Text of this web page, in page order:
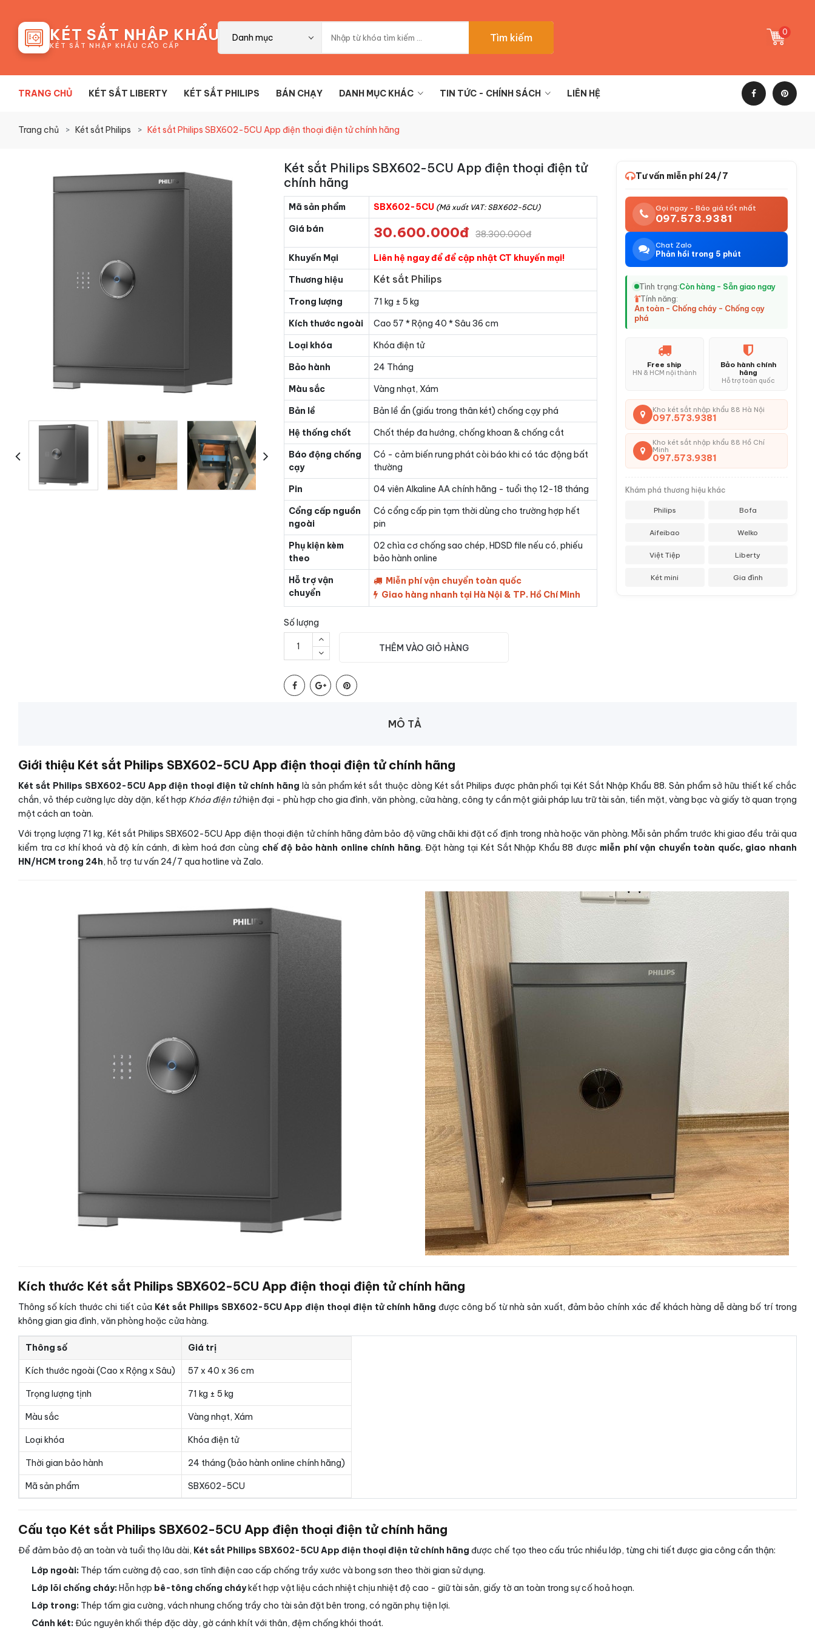
KÉT SẮT NHẬP KHẨU 88
KÉT SẮT NHẬP KHẨU CAO CẤP
0
Danh mục Tìm kiếm
TRANG CHỦ KÉT SẮT LIBERTY KÉT SẮT PHILIPS BÁN CHẠY DANH MỤC KHÁC TIN TỨC - CHÍNH SÁCH LIÊN HỆ
Trang chủ Két sắt Philips Két sắt Philips SBX602-5CU App điện thoại điện tử chính hãng
Két sắt Philips SBX602-5CU App điện thoại điện tử
chính hãng
Mã sản phẩm SBX602-5CU (Mã xuất VAT: SBX602-5CU)
Giá bán 30.600.000đ 38.300.000đ
Khuyến Mại
Liên hệ ngay để để cập nhật CT khuyến mại!
Thương hiệu
Két sắt Philips
Trong lượng
71 kg ± 5 kg
Kích thước ngoài
Cao 57 * Rộng 40 * Sâu 36 cm
Loại khóa
Khóa điện tử
Bảo hành
24 Tháng
Màu sắc
Vàng nhạt, Xám
Bản lề
Bản lề ẩn (giấu trong thân két) chống cạy phá
Hệ thống chốt
Chốt thép đa hướng, chống khoan & chống cắt
Báo động chống
cạy
Có - cảm biến rung phát còi báo khi có tác động bất
thường
Pin
04 viên Alkaline AA chính hãng - tuổi thọ 12-18 tháng
Cổng cấp nguồn
ngoài
Có cổng cấp pin tạm thời dùng cho trường hợp hết
pin
Phụ kiện kèm
theo
02 chìa cơ chống sao chép, HDSD file nếu có, phiếu
bảo hành online
Hỗ trợ vận
chuyển
Miễn phí vận chuyển toàn quốc
Giao hàng nhanh tại Hà Nội & TP. Hồ Chí Minh
Số lượng
THÊM VÀO GIỎ HÀNG
Tư vấn miễn phí 24/7
Gọi ngay - Báo giá tốt nhất
097.573.9381
Chat Zalo
Phản hồi trong 5 phút
Tình trạng:Còn hàng - Sẵn giao ngay
Tính năng:
An toàn - Chống cháy - Chống cạy
phá
Free ship
HN & HCM nội thành
Bảo hành chính
hãng
Hỗ trợ toàn quốc
Kho két sắt nhập khẩu 88 Hà Nội
097.573.9381
Kho két sắt nhập khẩu 88 Hồ Chí
Minh
097.573.9381
Khám phá thương hiệu khác
Philips Bofa
Aifeibao Welko
Việt Tiệp Liberty
Két mini Gia đình
MÔ TẢ
Giới thiệu Két sắt Philips SBX602-5CU App điện thoại điện tử chính hãng
Két sắt Philips SBX602-5CU App điện thoại điện tử chính hãng là sản phẩm két sắt thuộc dòng Két sắt Philips được phân phối tại Két Sắt Nhập Khẩu 88. Sản phẩm sở hữu thiết kế chắc
chắn, vỏ thép cường lực dày dặn, kết hợp Khóa điện tửhiện đại - phù hợp cho gia đình, văn phòng, cửa hàng, công ty cần một giải pháp lưu trữ tài sản, tiền mặt, vàng bạc và giấy tờ quan trọng
một cách an toàn.
Với trọng lượng 71 kg, Két sắt Philips SBX602-5CU App điện thoại điện tử chính hãng đảm bảo độ vững chãi khi đặt cố định trong nhà hoặc văn phòng. Mỗi sản phẩm trước khi giao đều trải qua
kiểm tra cơ khí khoá và độ kín cánh, đi kèm hoá đơn cùng chế độ bảo hành online chính hãng. Đặt hàng tại Két Sắt Nhập Khẩu 88 được miễn phí vận chuyển toàn quốc, giao nhanh
HN/HCM trong 24h, hỗ trợ tư vấn 24/7 qua hotline và Zalo.
Kích thước Két sắt Philips SBX602-5CU App điện thoại điện tử chính hãng
Thông số kích thước chi tiết của Két sắt Philips SBX602-5CU App điện thoại điện tử chính hãng được công bố từ nhà sản xuất, đảm bảo chính xác để khách hàng dễ dàng bố trí trong
không gian gia đình, văn phòng hoặc cửa hàng.
Thông số Giá trị
Kích thước ngoài (Cao x Rộng x Sâu) 57 x 40 x 36 cm
Trọng lượng tịnh 71 kg ± 5 kg
Màu sắc Vàng nhạt, Xám
Loại khóa Khóa điện tử
Thời gian bảo hành 24 tháng (bảo hành online chính hãng)
Mã sản phẩm SBX602-5CU
Cấu tạo Két sắt Philips SBX602-5CU App điện thoại điện tử chính hãng
Để đảm bảo độ an toàn và tuổi thọ lâu dài, Két sắt Philips SBX602-5CU App điện thoại điện tử chính hãng được chế tạo theo cấu trúc nhiều lớp, từng chi tiết được gia công cẩn thận:
Lớp ngoài: Thép tấm cường độ cao, sơn tĩnh điện cao cấp chống trầy xước và bong sơn theo thời gian sử dụng.
Lớp lõi chống cháy: Hỗn hợp bê-tông chống cháykết hợp vật liệu cách nhiệt chịu nhiệt độ cao - giữ tài sản, giấy tờ an toàn trong sự cố hoả hoạn.
Lớp trong: Thép tấm gia cường, vách nhung chống trầy cho tài sản đặt bên trong, có ngăn phụ tiện lợi.
Cánh két: Đúc nguyên khối thép đặc dày, gờ cánh khít với thân, đệm chống khói thoát.